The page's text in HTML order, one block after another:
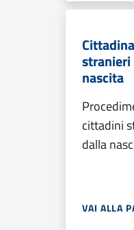
nascita
cittadini
dalla
VAI ALLA